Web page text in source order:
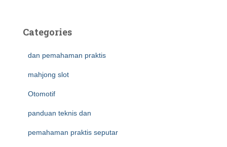
Categories
dan pemahaman praktis
mahjong slot
Otomotif
panduan teknis dan
pemahaman praktis seputar